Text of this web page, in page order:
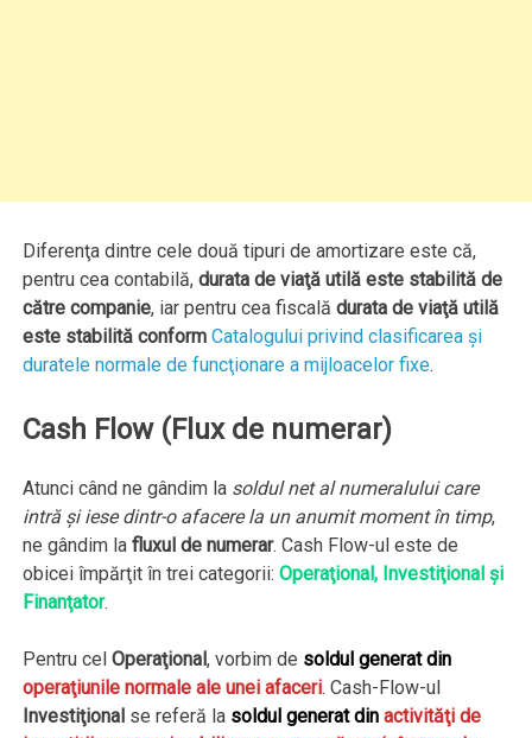
Diferenţa dintre cele două tipuri de amortizare este că,
pentru cea contabilă,durata de viaţă utilă este stabilită de
către companie, iar pentru cea fiscalădurata de viaţă utilă
este stabilită conform Catalogului privind clasificarea şi
duratele normale de funcţionare a mijloacelor fixe.
Cash Flow (Flux de numerar)
Atunci când ne gândim la soldul net al numeralului care
intră şi iese dintr-o afacere la un anumit moment în timp,
ne gândim lafluxul de numerar. Cash Flow-ul este de
obicei împărţit în trei categorii:Operaţional, Investiţional şi
Finanţator.
Pentru celOperaţional, vorbim de soldul generat din
operaţiunile normale ale unei afaceri. Cash-Flow-ul
Investiţional se referă la soldul generat din activităţi de